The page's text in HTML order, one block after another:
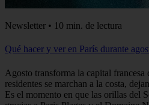
Newsletter • 10 min. de lectura
Qué hacer y ver en París durante
Agosto transforma la capital francesa
residentes se marchan a la costa,
Es el momento en que las orillas del